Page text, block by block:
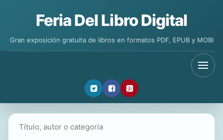
Feria Del Libro Digital
Gran exposición gratuita de libros en formatos PDF, EPUB y MOBI